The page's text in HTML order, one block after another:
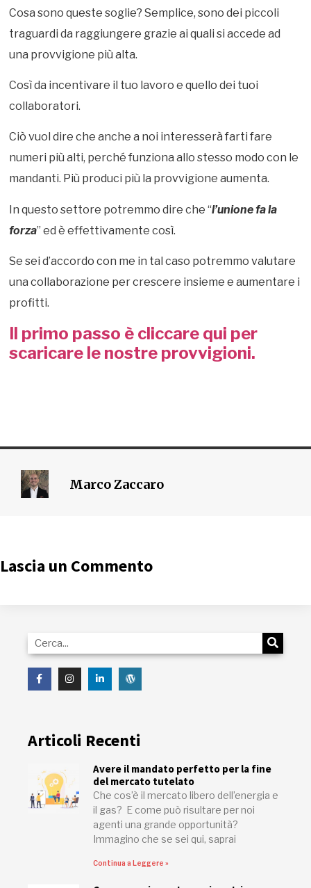
Cosa sono queste soglie? Semplice, sono dei piccoli
traguardi da raggiungere grazie ai quali si accede ad
una provvigione più alta.
Così da incentivare il tuo lavoro e quello dei tuoi
collaboratori.
Ciò vuol dire che anche a noi interesserà farti fare
numeri più alti, perché funziona allo stesso modo con le
mandanti. Più produci più la provvigione aumenta.
In questo settore potremmo dire che “l’unione fa la
forza” ed è effettivamente così.
Se sei d’accordo con me in tal caso potremmo valutare
una collaborazione per crescere insieme e aumentare i
profitti.
Il primo passo è cliccare qui per
scaricare le nostre provvigioni.
Marco Zaccaro
Lascia un Commento
Articoli Recenti
Avere il mandato perfetto per la fine
del mercato tutelato
Che cos’è il mercato libero dell’energia e
il gas? E come può risultare per noi
agenti una grande opportunità?
Immagino che se sei qui, saprai
Continua a Leggere »